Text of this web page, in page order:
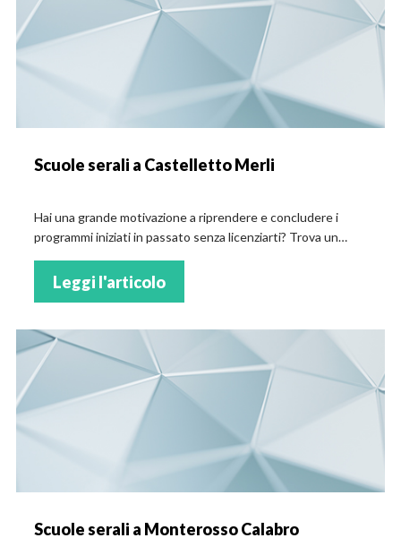
Scuole serali a Castelletto Merli
Hai una grande motivazione a riprendere e concludere i
programmi iniziati in passato senza licenziarti? Trova un
Leggi l'articolo
Scuole serali a Monterosso Calabro